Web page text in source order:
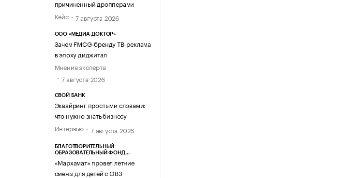
причиненный дропперами
Кейс
7 августа 2026
ООО «МЕДИА-ДОКТОР»
Зачем FMCG-бренду ТВ-реклама
в эпоху диджитал
Мнение эксперта
7 августа 2026
СВОЙ БАНК
Эквайринг простыми словами:
что нужно знать бизнесу
Интервью
7 августа 2026
БЛАГОТВОРИТЕЛЬНЫЙ
ОБРАЗОВАТЕЛЬНЫЙ ФОНД
«Мархамат» провел летние
смены для детей с ОВЗ